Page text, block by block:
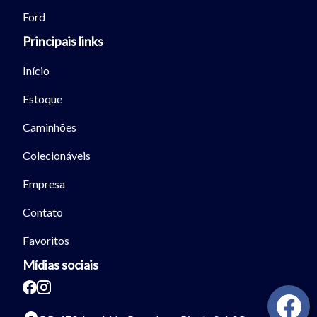
Ford
Principais links
Início
Estoque
Caminhões
Colecionáveis
Empresa
Contato
Favoritos
Mídias sociais